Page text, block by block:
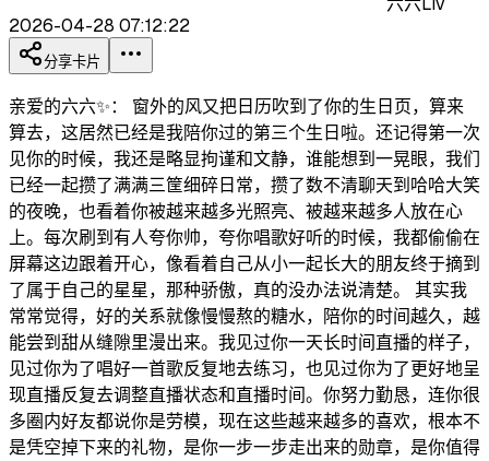
2026-04-28 07:12:22
分享卡片
亲爱的六六✨： 窗外的风又把日历吹到了你的生日页，算来
算去，这居然已经是我陪你过的第三个生日啦。还记得第一次
见你的时候，我还是略显拘谨和文静，谁能想到一晃眼，我们
已经一起攒了满满三筐细碎日常，攒了数不清聊天到哈哈大笑
的夜晚，也看着你被越来越多光照亮、被越来越多人放在心
上。每次刷到有人夸你帅，夸你唱歌好听的时候，我都偷偷在
屏幕这边跟着开心，像看着自己从小一起长大的朋友终于摘到
了属于自己的星星，那种骄傲，真的没办法说清楚。 其实我
常常觉得，好的关系就像慢慢熬的糖水，陪你的时间越久，越
能尝到甜从缝隙里漫出来。我见过你一天长时间直播的样子，
见过你为了唱好一首歌反复地去练习，也见过你为了更好地呈
现直播反复去调整直播状态和直播时间。你努力勤恳，连你很
多圈内好友都说你是劳模，现在这些越来越多的喜欢，根本不
是凭空掉下来的礼物，是你一步一步走出来的勋章，是你值得